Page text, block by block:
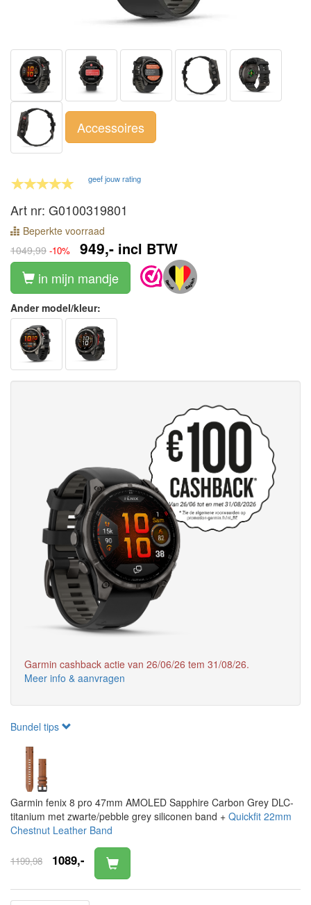
Accessoires
geef jouw rating
Art nr: G0100319801
Beperkte voorraad
1049,99 -10% 949,- incl BTW
in mijn mandje
Ander model/kleur:
Garmin cashback actie van 26/06/26 tem 31/08/26.
Meer info & aanvragen
Bundel tips
Garmin fenix 8 pro 47mm AMOLED Sapphire Carbon Grey DLC-
titanium met zwarte/pebble grey siliconen band + Quickfit 22mm
Chestnut Leather Band
1199,98 1089,-